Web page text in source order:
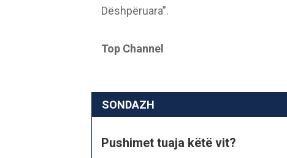
Dëshpëruara”.
Top Channel
SONDAZH
Pushimet tuaja këtë vit?